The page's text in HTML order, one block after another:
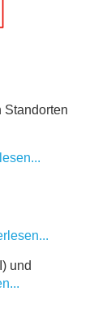
Standorten
und